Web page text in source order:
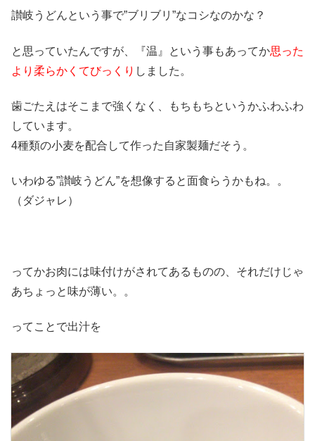
讃岐うどんという事で”ブリブリ”なコシなのかな？
と思っていたんですが、『温』という事もあってか思った
より柔らかくてびっくり しました。
歯ごたえはそこまで強くなく、もちもちというかふわふわ
しています。
4種類の小麦を配合して作った自家製麺だそう。
いわゆる”讃岐うどん”を想像すると面食らうかもね。。
（ダジャレ）
ってかお肉には味付けがされてあるものの、それだけじゃ
あちょっと味が薄い。。
ってことで出汁を